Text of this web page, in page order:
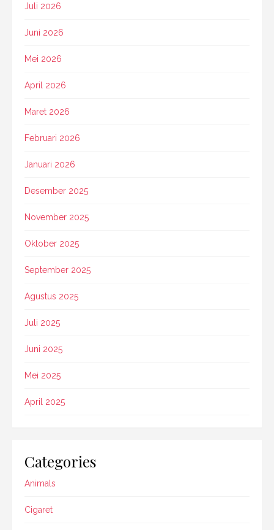
Juli 2026
Juni 2026
Mei 2026
April 2026
Maret 2026
Februari 2026
Januari 2026
Desember 2025
November 2025
Oktober 2025
September 2025
Agustus 2025
Juli 2025
Juni 2025
Mei 2025
April 2025
Categories
Animals
Cigaret